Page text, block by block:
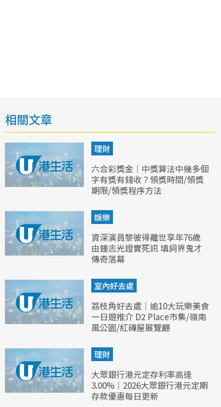
相關文章
理財
六合彩獎金｜中獎算法中幾多個
字有獎有錢收？領獎時間/領獎
期限/領獎程序方法
娛樂
資深演員黎彼得離世享年76歲
由鍾志光證實死訊 填詞界鬼才
傳奇落幕
室內好去處
荔枝角好去處｜逾10大玩樂美食
一日遊推介 D2 Place市集/嶺南
風公園/紅磚屋展覽廳
理財
大眾銀行港元定存利率高達
3.00%｜2026大眾銀行港元定期
存款優惠每日更新